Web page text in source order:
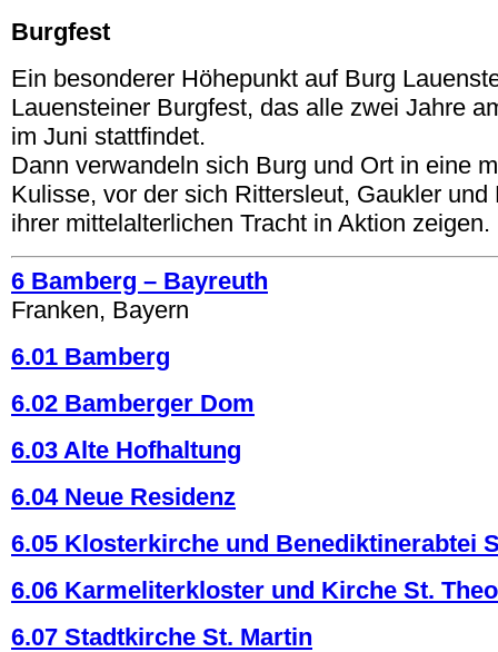
Burgfest
Ein besonderer Höhepunkt auf Burg
Lauensteiner Burgfest, das alle zwei Jahre
im Juni stattfindet.
Dann verwandeln sich Burg und Ort in eine
Kulisse, vor der sich Rittersleut, Gaukler und
ihrer mittelalterlichen Tracht in Aktion zeigen.
6 Bamberg – Bayreuth
Franken, Bayern
6.01 Bamberg
6.02 Bamberger Dom
6.03 Alte Hofhaltung
6.04 Neue Residenz
6.05 Klosterkirche und Benediktinerabtei
6.06 Karmeliterkloster und Kirche St.
6.07 Stadtkirche St. Martin